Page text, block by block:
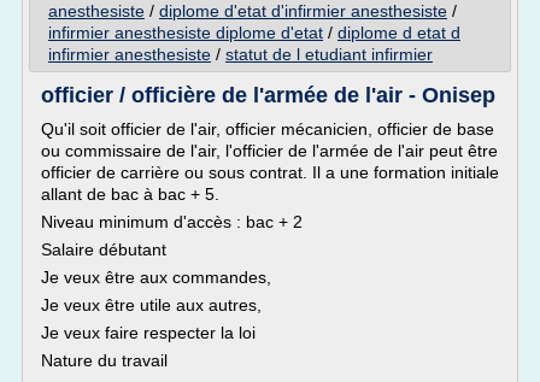
anesthesiste / diplome d'etat d'infirmier anesthesiste /
infirmier anesthesiste diplome d'etat / diplome d etat d
infirmier anesthesiste / statut de l etudiant infirmier
officier / officière de l'armée de l'air - Onisep
Qu'il soit officier de l'air, officier mécanicien, officier de base
ou commissaire de l'air, l'officier de l'armée de l'air peut être
officier de carrière ou sous contrat. Il a une formation initiale
allant de bac à bac + 5.
Niveau minimum d'accès : bac + 2
Salaire débutant
Je veux être aux commandes,
Je veux être utile aux autres,
Je veux faire respecter la loi
Nature du travail